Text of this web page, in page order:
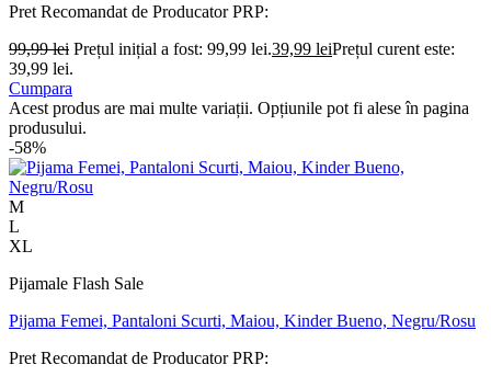
Pret Recomandat de ProducatorPRP:
99,99lei Prețul inițial a fost: 99,99 lei.39,99 leiPrețul curent este:
39,99 lei.
Cumpara
Acest produs are mai multe variații. Opțiunile pot fi alese în pagina
produsului.
-58%
M
L
XL
Pijamale Flash Sale
Pijama Femei, Pantaloni Scurti, Maiou, Kinder Bueno, Negru/Rosu
Pret Recomandat de ProducatorPRP: